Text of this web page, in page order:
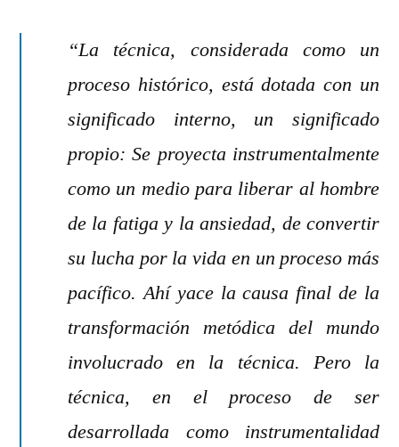
“La técnica, considerada como un
proceso histórico, está dotada con un
significado interno, un significado
propio: Se proyecta instrumentalmente
como un medio para liberar al hombre
de la fatiga y la ansiedad, de convertir
su lucha por la vida en un proceso más
pacífico. Ahí yace la causa final de la
transformación metódica del mundo
involucrado en la técnica. Pero la
técnica, en el proceso de ser
desarrollada como instrumentalidad